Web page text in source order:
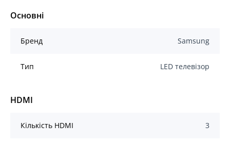
Основні
Бренд Samsung
Тип LED телевізор
HDMI
Кількість HDMI 3